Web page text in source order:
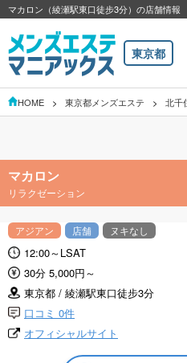
マカロン（綾瀬駅東口徒步3分）の店舗情報
東京都
HOME 東京都メンズエステ 北千
マカロン
リラクゼーション
アジアン 店舗 ヌキなし
12:00～LSAT
30分 5,000円～
東京都 / 綾瀬駅東口徒步3分
口コミ 0件
オフィシャルサイト